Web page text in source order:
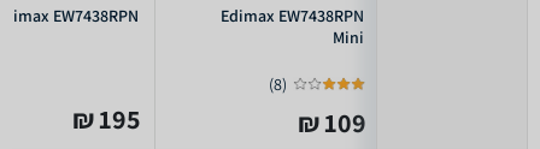
Edimax EW7438RPN
Mini
(
8
)
109 ₪
EW7438RPN
195 ₪